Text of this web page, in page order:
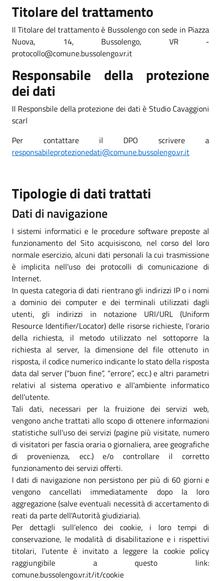
Titolare del trattamento
Il Titolare del trattamento è Bussolengo con sede in Piazza
Nuova, 14, Bussolengo, VR -
protocollo@comune.bussolengo.vr.it
Responsabile della protezione
dei dati
Il Responsbile della protezione dei dati è Studio Cavaggioni
scarl
Per contattare il DPO scrivere a
responsabileprotezionedati@comune.bussolengo.vr.it
Tipologie di dati trattati
Dati di navigazione
I sistemi informatici e le procedure software preposte al
funzionamento del Sito acquisiscono, nel corso del loro
normale esercizio, alcuni dati personali la cui trasmissione
è implicita nell'uso dei protocolli di comunicazione di
Internet.
In questa categoria di dati rientrano gli indirizzi IP o i nomi
a dominio dei computer e dei terminali utilizzati dagli
utenti, gli indirizzi in notazione URI/URL (Uniform
Resource Identifier/Locator) delle risorse richieste, l'orario
della richiesta, il metodo utilizzato nel sottoporre la
richiesta al server, la dimensione del file ottenuto in
risposta, il codice numerico indicante lo stato della risposta
data dal server (“buon fine”, “errore”, ecc.) e altri parametri
relativi al sistema operativo e all'ambiente informatico
dell'utente.
Tali dati, necessari per la fruizione dei servizi web,
vengono anche trattati allo scopo di ottenere informazioni
statistiche sull'uso dei servizi (pagine più visitate, numero
di visitatori per fascia oraria o giornaliera, aree geografiche
di provenienza, ecc.) e/o controllare il corretto
funzionamento dei servizi offerti.
I dati di navigazione non persistono per più di 60 giorni e
vengono cancellati immediatamente dopo la loro
aggregazione (salve eventuali necessità di accertamento di
reati da parte dell'Autorità giudiziaria).
Per dettagli sull’elenco dei cookie, i loro tempi di
conservazione, le modalità di disabilitazione e i rispettivi
titolari, l’utente è invitato a leggere la cookie policy
raggiungibile a questo link:
comune.bussolengo.vr.it/it/cookie